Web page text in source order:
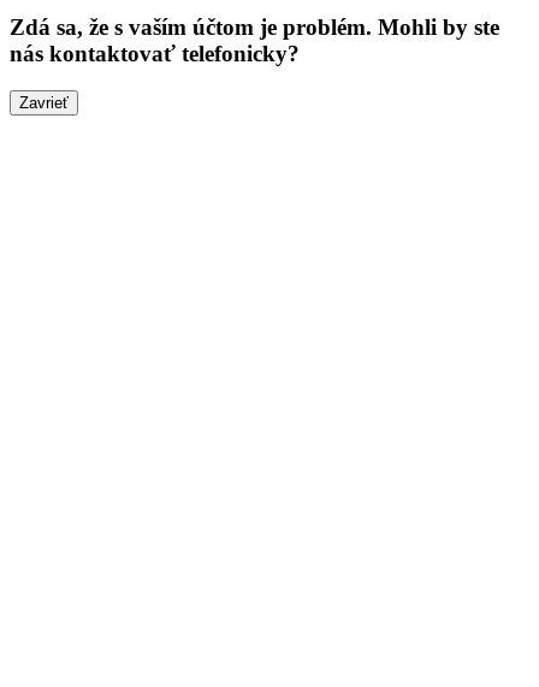
Zdá sa, že s vaším účtom je problém. Mohli by ste
nás kontaktovať telefonicky?
Zavrieť